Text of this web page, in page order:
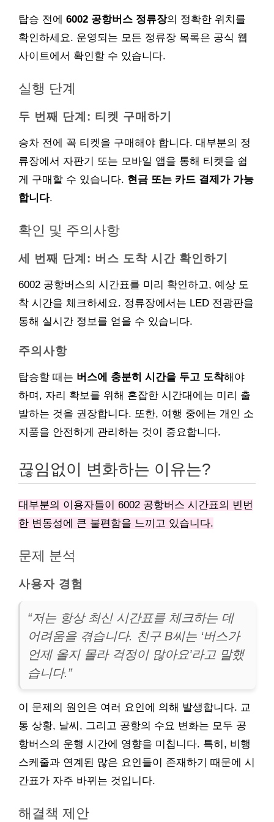
탑승 전에 6002 공항버스 정류장의 정확한 위치를
확인하세요. 운영되는 모든 정류장 목록은 공식 웹
사이트에서 확인할 수 있습니다.
실행 단계
두 번째 단계: 티켓 구매하기
승차 전에 꼭 티켓을 구매해야 합니다. 대부분의 정
류장에서 자판기 또는 모바일 앱을 통해 티켓을 쉽
게 구매할 수 있습니다. 현금 또는 카드 결제가 가능
합니다.
확인 및 주의사항
세 번째 단계: 버스 도착 시간 확인하기
6002 공항버스의 시간표를 미리 확인하고, 예상 도
착 시간을 체크하세요. 정류장에서는 LED 전광판을
통해 실시간 정보를 얻을 수 있습니다.
주의사항
탑승할 때는 버스에 충분히 시간을 두고 도착해야
하며, 자리 확보를 위해 혼잡한 시간대에는 미리 출
발하는 것을 권장합니다. 또한, 여행 중에는 개인 소
지품을 안전하게 관리하는 것이 중요합니다.
끊임없이 변화하는 이유는?
대부분의 이용자들이 6002 공항버스 시간표의 빈번
한 변동성에 큰 불편함을 느끼고 있습니다.
문제 분석
사용자 경험
“저는 항상 최신 시간표를 체크하는 데
어려움을 겪습니다. 친구 B씨는 ‘버스가
언제 올지 몰라 걱정이 많아요’라고 말했
습니다.”
이 문제의 원인은 여러 요인에 의해 발생합니다. 교
통 상황, 날씨, 그리고 공항의 수요 변화는 모두 공
항버스의 운행 시간에 영향을 미칩니다. 특히, 비행
스케줄과 연계된 많은 요인들이 존재하기 때문에 시
간표가 자주 바뀌는 것입니다.
해결책 제안